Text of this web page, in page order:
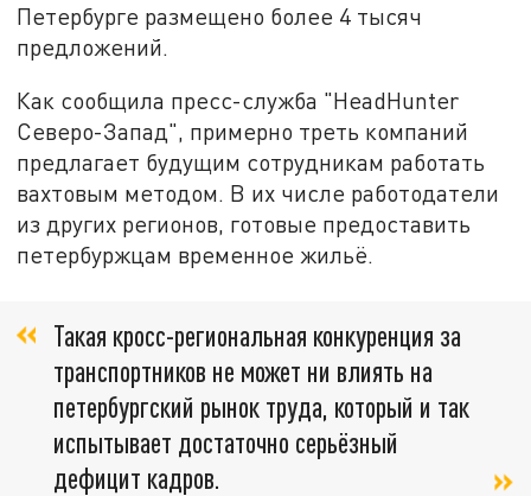
Петербурге размещено более 4 тысяч
предложений.
Как сообщила пресс-служба "HeadHunter
Северо-Запад", примерно треть компаний
предлагает будущим сотрудникам работать
вахтовым методом. В их числе работодатели
из других регионов, готовые предоставить
петербуржцам временное жильё.
Такая кросс-региональная конкуренция за
транспортников не может ни влиять на
петербургский рынок труда, который и так
испытывает достаточно серьёзный
дефицит кадров.